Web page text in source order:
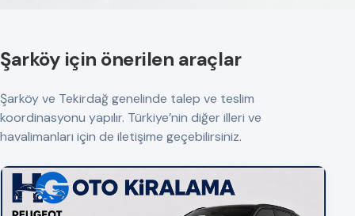
Şarköy için önerilen araçlar
Şarköy ve Tekirdağ genelinde talep ve teslim
koordinasyonu yapılır. Türkiye’nin diğer illeri ve
havalimanları için de iletişime geçebilirsiniz.